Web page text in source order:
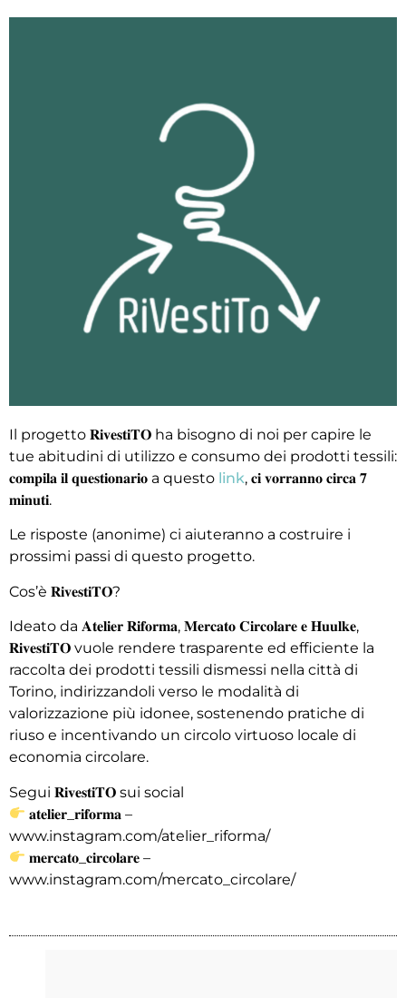
Il progetto 𝐑𝐢𝐯𝐞𝐬𝐭𝐢𝐓𝐎 ha bisogno di noi per capire le
tue abitudini di utilizzo e consumo dei prodotti tessili:
𝐜𝐨𝐦𝐩𝐢𝐥𝐚 𝐢𝐥 𝐪𝐮𝐞𝐬𝐭𝐢𝐨𝐧𝐚𝐫𝐢𝐨 a questo link, 𝐜𝐢 𝐯𝐨𝐫𝐫𝐚𝐧𝐧𝐨 𝐜𝐢𝐫𝐜𝐚 𝟕
𝐦𝐢𝐧𝐮𝐭𝐢.
Le risposte (anonime) ci aiuteranno a costruire i
prossimi passi di questo progetto.
Cos’è 𝐑𝐢𝐯𝐞𝐬𝐭𝐢𝐓𝐎?
Ideato da 𝐀𝐭𝐞𝐥𝐢𝐞𝐫 𝐑𝐢𝐟𝐨𝐫𝐦𝐚, 𝐌𝐞𝐫𝐜𝐚𝐭𝐨 𝐂𝐢𝐫𝐜𝐨𝐥𝐚𝐫𝐞 𝐞 𝐇𝐮𝐮𝐥𝐤𝐞,
𝐑𝐢𝐯𝐞𝐬𝐭𝐢𝐓𝐎 vuole rendere trasparente ed efficiente la
raccolta dei prodotti tessili dismessi nella città di
Torino, indirizzandoli verso le modalità di
valorizzazione più idonee, sostenendo pratiche di
riuso e incentivando un circolo virtuoso locale di
economia circolare.
Segui 𝐑𝐢𝐯𝐞𝐬𝐭𝐢𝐓𝐎 sui social
𝐚𝐭𝐞𝐥𝐢𝐞𝐫_𝐫𝐢𝐟𝐨𝐫𝐦𝐚 –
www.instagram.com/atelier_riforma/
𝐦𝐞𝐫𝐜𝐚𝐭𝐨_𝐜𝐢𝐫𝐜𝐨𝐥𝐚𝐫𝐞 –
www.instagram.com/mercato_circolare/